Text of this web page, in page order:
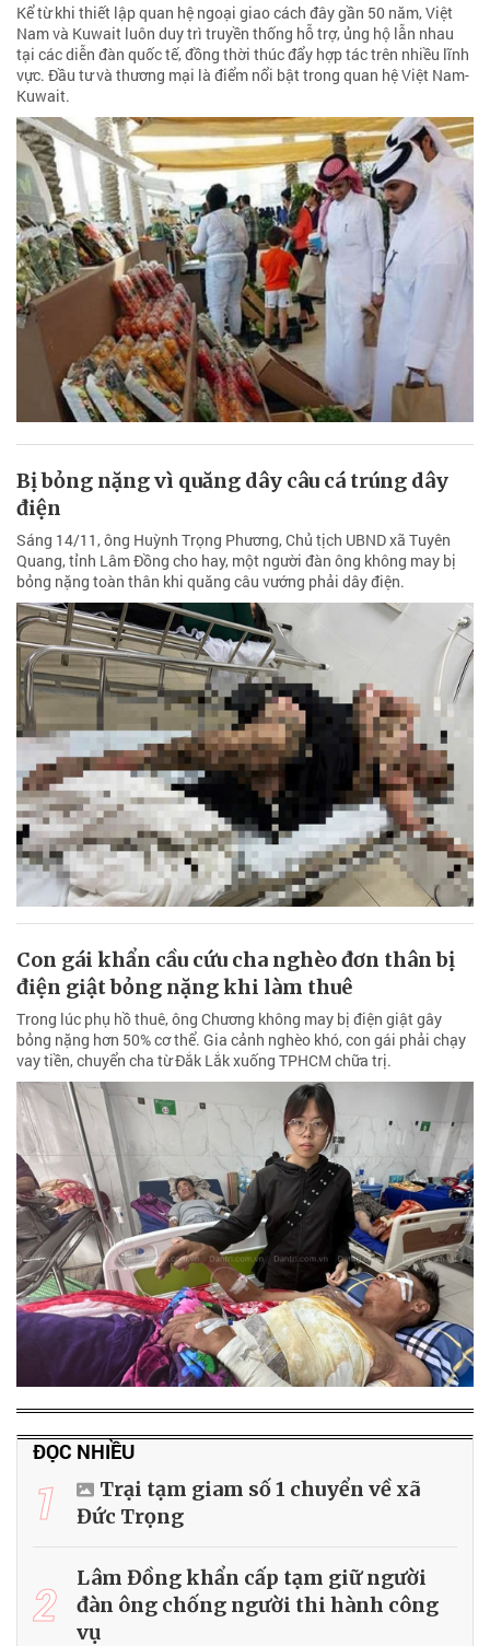
Kể từ khi thiết lập quan hệ ngoại giao cách đây gần 50 năm, Việt
Nam và Kuwait luôn duy trì truyền thống hỗ trợ, ủng hộ lẫn nhau
tại các diễn đàn quốc tế, đồng thời thúc đẩy hợp tác trên nhiều lĩnh
vực. Đầu tư và thương mại là điểm nổi bật trong quan hệ Việt Nam-
Kuwait.
Bị bỏng nặng vì quăng dây câu cá trúng dây
điện
Sáng 14/11, ông Huỳnh Trọng Phương, Chủ tịch UBND xã Tuyên
Quang, tỉnh Lâm Đồng cho hay, một người đàn ông không may bị
bỏng nặng toàn thân khi quăng câu vướng phải dây điện.
Con gái khẩn cầu cứu cha nghèo đơn thân bị
điện giật bỏng nặng khi làm thuê
Trong lúc phụ hồ thuê, ông Chương không may bị điện giật gây
bỏng nặng hơn 50% cơ thể. Gia cảnh nghèo khó, con gái phải chạy
vay tiền, chuyển cha từ Đắk Lắk xuống TPHCM chữa trị.
ĐỌC NHIỀU
1
Trại tạm giam số 1 chuyển về xã
Đức Trọng
2
Lâm Đồng khẩn cấp tạm giữ người
đàn ông chống người thi hành công
vụ